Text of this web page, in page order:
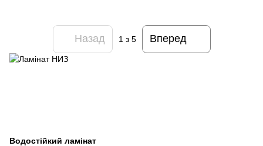
Назад 1 з 5 Вперед
Водостійкий ламінат